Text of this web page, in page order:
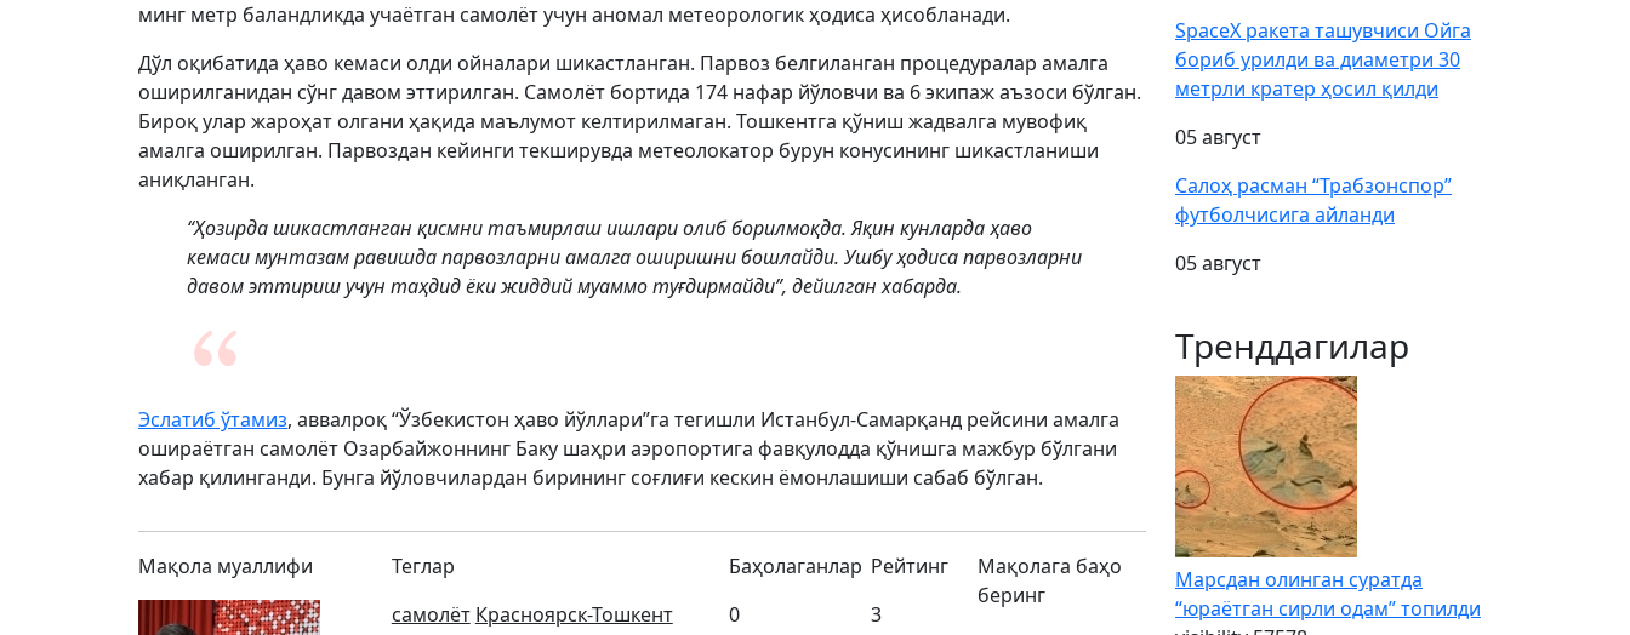
минг метр баландликда учаётган самолёт учун аномал метеорологик ҳодиса ҳисобланади.
Дўл оқибатида ҳаво кемаси олди ойналари шикастланган. Парвоз белгиланган процедуралар амалга
оширилганидан сўнг давом эттирилган. Самолёт бортида 174 нафар йўловчи ва 6 экипаж аъзоси бўлган.
Бироқ улар жароҳат олгани ҳақида маълумот келтирилмаган. Тошкентга қўниш жадвалга мувофиқ
амалга оширилган. Парвоздан кейинги текширувда метеолокатор бурун конусининг шикастланиши
аниқланган.
“Ҳозирда шикастланган қисмни таъмирлаш ишлари олиб борилмоқда. Яқин кунларда ҳаво
кемаси мунтазам равишда парвозларни амалга оширишни бошлайди. Ушбу ҳодиса парвозларни
давом эттириш учун таҳдид ёки жиддий муаммо туғдирмайди”, дейилган хабарда.
Эслатиб ўтамиз, аввалроқ “Ўзбекистон ҳаво йўллари”га тегишли Истанбул-Самарқанд рейсини амалга
ошираётган самолёт Озарбайжоннинг Баку шаҳри аэропортига фавқулодда қўнишга мажбур бўлгани
хабар қилинганди. Бунга йўловчилардан бирининг соғлиғи кескин ёмонлашиши сабаб бўлган.
Мақола муаллифи
Теглар
самолёт Красноярск-Тошкент
Баҳолаганлар
0
Рейтинг
3
Мақолага баҳо
беринг
SpaceX ракета ташувчиси Ойга
бориб урилди ва диаметри 30
метрли кратер ҳосил қилди
05 август
Салоҳ расман “Трабзонспор”
футболчисига айланди
05 август
Тренддагилар
Марсдан олинган суратда
“юраётган сирли одам” топилди